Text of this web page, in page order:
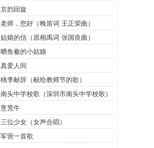
京韵回旋
老师，您好（晚笛词 王正荣曲）
姑娘的信（原相禹词 张国良曲）
晒鱼鲞的小姑娘
真爱人间
桃李献辞（献给教师节的歌）
南头中学校歌（深圳市南头中学校歌）
垦荒牛
三位少女（女声合唱）
军营一首歌